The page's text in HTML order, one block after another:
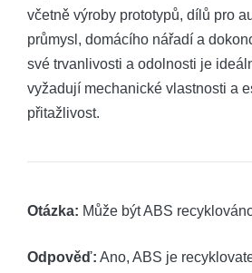
včetně výroby prototypů, dílů pro
průmysl, domácího nářadí a
své trvanlivosti a odolnosti je
vyžadují mechanické vlastnosti a
přitažlivost.
Otázka: Může být ABS
Odpověď: Ano, ABS je